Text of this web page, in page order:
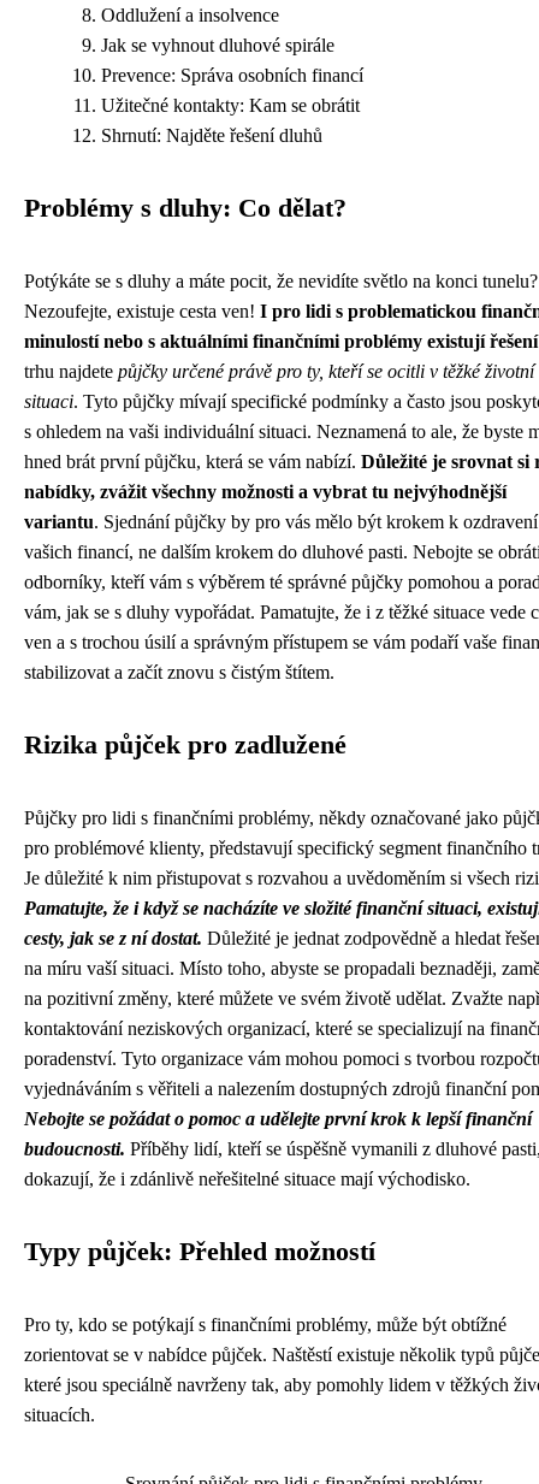
Oddlužení a insolvence
Jak se vyhnout dluhové spirále
Prevence: Správa osobních financí
Užitečné kontakty: Kam se obrátit
Shrnutí: Najděte řešení dluhů
Problémy s dluhy: Co dělat?
Potýkáte se s dluhy a máte pocit, že nevidíte světlo na konci tunelu?
Nezoufejte, existuje cesta ven! I pro lidi s problematickou
minulostí nebo s aktuálními finančními problémy existují řešení
trhu najdete půjčky určené právě pro ty, kteří se ocitli v těžké životní
situaci. Tyto půjčky mívají specifické podmínky a často jsou
s ohledem na vaši individuální situaci. Neznamená to ale, že byste
hned brát první půjčku, která se vám nabízí. Důležité je srovnat si
nabídky, zvážit všechny možnosti a vybrat tu nejvýhodnější
variantu. Sjednání půjčky by pro vás mělo být krokem k ozdravení
vašich financí, ne dalším krokem do dluhové pasti. Nebojte se
odborníky, kteří vám s výběrem té správné půjčky pomohou a
vám, jak se s dluhy vypořádat. Pamatujte, že i z těžké situace vede
ven a s trochou úsilí a správným přístupem se vám podaří vaše
stabilizovat a začít znovu s čistým štítem.
Rizika půjček pro zadlužené
Půjčky pro lidi s finančními problémy, někdy označované jako
pro problémové klienty, představují specifický segment finančního
Je důležité k nim přistupovat s rozvahou a uvědoměním si všech
Pamatujte, že i když se nacházíte ve složité finanční situaci,
cesty, jak se z ní dostat. Důležité je jednat zodpovědně a hledat
na míru vaší situaci. Místo toho, abyste se propadali beznaději,
na pozitivní změny, které můžete ve svém životě udělat. Zvažte
kontaktování neziskových organizací, které se specializují na
poradenství. Tyto organizace vám mohou pomoci s tvorbou
vyjednáváním s věřiteli a nalezením dostupných zdrojů finanční
Nebojte se požádat o pomoc a udělejte první krok k lepší finanční
budoucnosti. Příběhy lidí, kteří se úspěšně vymanili z dluhové
dokazují, že i zdánlivě neřešitelné situace mají východisko.
Typy půjček: Přehled možností
Pro ty, kdo se potýkají s finančními problémy, může být obtížné
zorientovat se v nabídce půjček. Naštěstí existuje několik typů
které jsou speciálně navrženy tak, aby pomohly lidem v těžkých
situacích.